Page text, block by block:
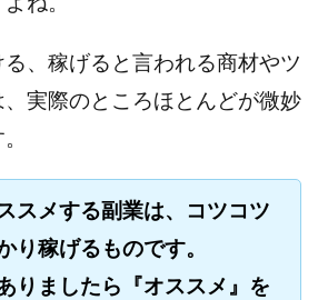
、稼げると言われる商材やツ
実際のところほとんどが微妙
スメする副業は、コツコツ
り稼げるものです。
りましたら『オススメ』を